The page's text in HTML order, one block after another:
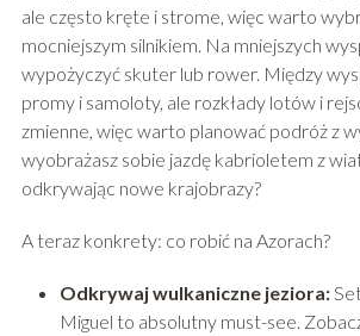
ale często kręte i strome, więc warto
mocniejszym silnikiem. Na mniejszych
wypożyczyć skuter lub rower. Między
promy i samoloty, ale rozkłady lotów i
zmienne, więc warto planować podróż z
wyobrażasz sobie jazdę kabrioletem z
odkrywając nowe krajobrazy?
A teraz konkrety: co robić na Azorach?
Odkrywaj wulkaniczne jeziora:
Miguel to absolutny must-see.